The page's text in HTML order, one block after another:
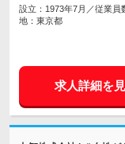
設立：1973年7月／従業員
地：東京都
求人詳細を